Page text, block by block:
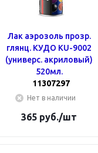
Лак аэрозоль прозр.
глянц. КУДО KU-9002
(универс. акриловый)
520мл.
11307297
Нет в наличии
365 руб./шт